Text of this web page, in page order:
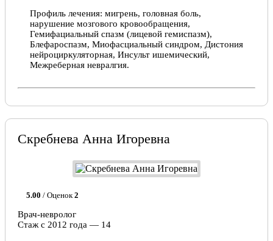
Профиль лечения: мигрень, головная боль,
нарушение мозгового кровообращения,
Гемифациальный спазм (лицевой гемиспазм),
Блефароспазм, Миофасциальный синдром, Дистония
нейроциркуляторная, Инсульт ишемический,
Межреберная невралгия.
Скребнева Анна Игоревна
5.00 / Оценок2
Врач-невролог
Стаж с 2012 года — 14